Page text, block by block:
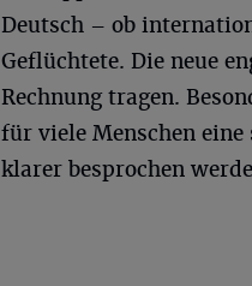
Deutsch – ob
Geflüchtete. Die neue
Rechnung tragen.
für viele Menschen
klarer besprochen